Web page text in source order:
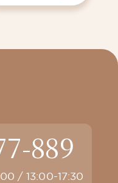
889
/ 13:00-17:30